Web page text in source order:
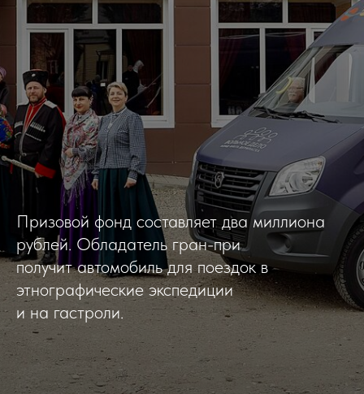
Призовой фонд составляет два миллиона
рублей. Обладатель гран-при
получит автомобиль для поездок в
этнографические экспедиции
и на гастроли.